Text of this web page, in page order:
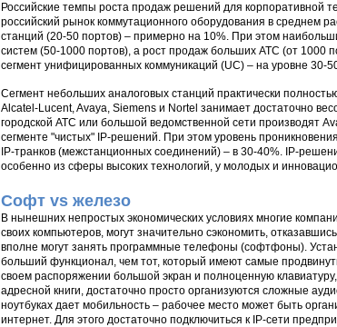
Российские темпы роста продаж решений для
российский рынок коммутационного оборудования в среднем
станций (20-50 портов) – примерно на 10%. При этом
систем (50-1000 портов), а рост продаж больших АТС (от 1000
сегмент унифицированных коммуникаций (UC) – на уровне 30-
Сегмент небольших аналоговых станций практически
Alcatel-Lucent, Avaya, Siemens и Nortel занимает достаточно
городской АТС или большой ведомственной сети производят
сегменте "чистых" IP-решений. При этом уровень
IP-транков (межстанционных соединений) – в 30-40%. IP-
особенно из сферы высоких технологий, у молодых и
Софт vs железо
В нынешних непростых экономических условиях многие
своих компьютеров, могут значительно сэкономить,
вполне могут занять программные телефоны (софтфоны).
больший функционал, чем тот, который имеют самые
своем распоряжении большой экран и полноценную
адресной книги, достаточно просто организуются сложные
ноутбуках дает мобильность – рабочее место может быть
интернет. Для этого достаточно подключиться к IP-сети